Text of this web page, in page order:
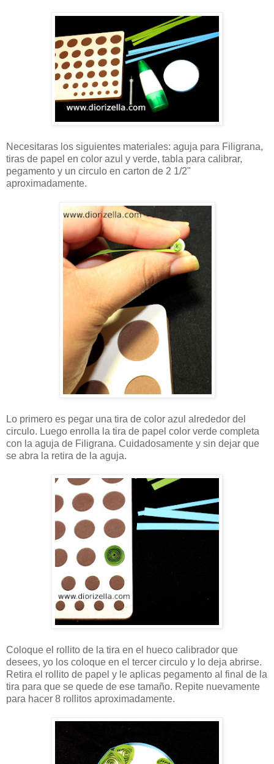
Necesitaras los siguientes materiales: aguja para Filigrana,
tiras de papel en color azul y verde, tabla para calibrar,
pegamento y un circulo en carton de 2 1/2"
aproximadamente.
Lo primero es pegar una tira de color azul alrededor del
circulo. Luego enrolla la tira de papel color verde completa
con la aguja de Filigrana. Cuidadosamente y sin dejar que
se abra la retira de la aguja.
Coloque el rollito de la tira en el hueco calibrador que
desees, yo los coloque en el tercer circulo y lo deja abrirse.
Retira el rollito de papel y le aplicas pegamento al final de la
tira para que se quede de ese tamaño. Repite nuevamente
para hacer 8 rollitos aproximadamente.